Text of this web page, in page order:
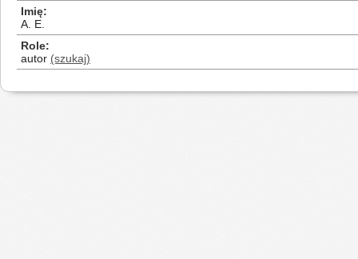
Imię
A. E.
Role
autor (szukaj)